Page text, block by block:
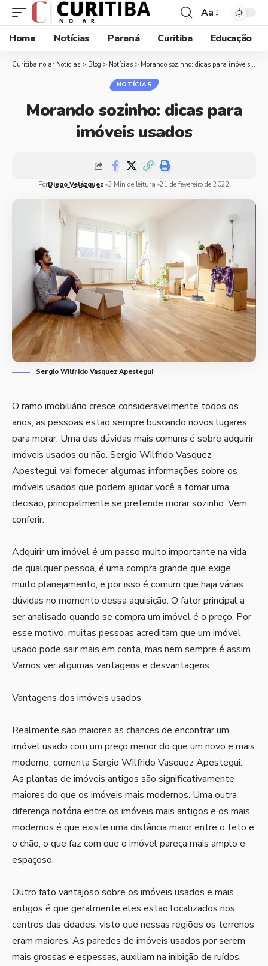
Aa
Home
Notícias Paraná Curitiba Educação
Curitiba no ar Notícias > Blog > Notícias > Morando sozinho: dicas para imóveis usados
NOTÍCIAS
Morando sozinho: dicas para
imóveis usados
PorDiego Velázquez 3 Min de leitura 21 de fevereiro de 2022
Sergio Wilfrido Vasquez Apestegui
O ramo imobiliário cresce consideravelmente todos os
anos, as pessoas estão sempre buscando novos lugares
para morar. Uma das dúvidas mais comuns é sobre adquirir
imóveis usados ou não. Sergio Wilfrido Vasquez
Apestegui, vai fornecer algumas informações sobre os
imóveis usados que podem ajudar você a tomar uma
decisão, principalmente se pretende morar sozinho. Vem
conferir:
Adquirir um imóvel é um passo muito importante na vida
de qualquer pessoa, é uma compra grande que exige
muito planejamento, e por isso é comum que haja várias
dúvidas no momento dessa aquisição. O fator principal a
ser analisado quando se compra um imóvel é o preço. Por
esse motivo, muitas pessoas acreditam que um imóvel
usado pode sair mais em conta, mas nem sempre é assim.
Vamos ver algumas vantagens e desvantagens:
Vantagens dos imóveis usados
Realmente são maiores as chances de encontrar um
imóvel usado com um preço menor do que um novo e mais
moderno, comenta Sergio Wilfrido Vasquez Apestegui.
As plantas de imóveis antigos são significativamente
maiores do que os imóveis mais modernos. Uma outra
diferença notória entre os imóveis mais antigos e os mais
modernos é que existe uma distância maior entre o teto e
o chão, o que faz com que o imóvel pareça mais amplo e
espaçoso.
Outro fato vantajoso sobre os imóveis usados e mais
antigos é que geralmente eles estão localizados nos
centros das cidades, visto que nessas regiões os terrenos
eram maiores. As paredes de imóveis usados por serem
mais grossas e espessas, auxiliam na inibição de ruídos,